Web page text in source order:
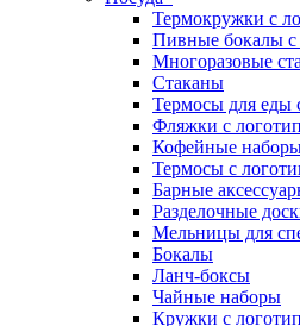
Термокружки с
Пивные бокалы с
Многоразовые
Стаканы
Термосы для еды
Фляжки с
Кофейные
Термосы с
Барные
Разделочные
Мельницы для
Бокалы
Ланч-боксы
Чайные наборы
Кружки с